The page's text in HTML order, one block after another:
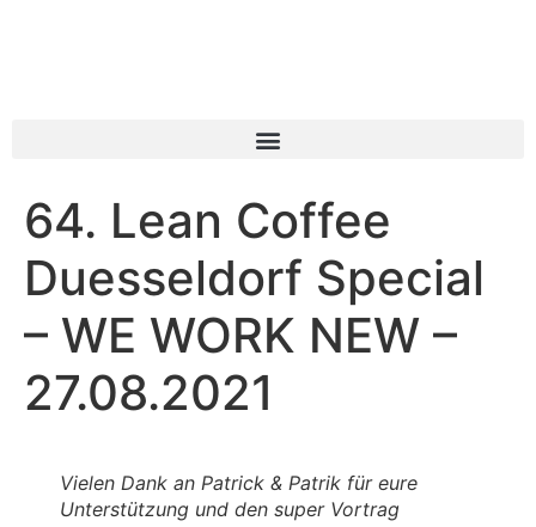
64. Lean Coffee
Duesseldorf Special
– WE WORK NEW –
27.08.2021
Vielen Dank an Patrick & Patrik für eure
Unterstützung und den super Vortrag